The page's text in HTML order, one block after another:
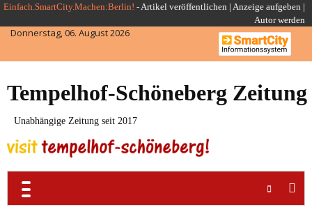
Skip
to
content
Einfach.SmartCity.Machen:Berlin! -Artikel veröffentlichen | Anzeige aufgeben |
Autor werden
Donnerstag, 06. August 2026
Tempelhof-Schöneberg Zeitung
Unabhängige Zeitung seit 2017